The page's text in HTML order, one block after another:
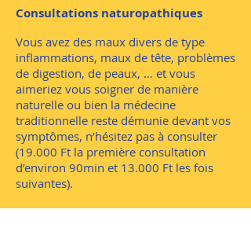
Consultations naturopathiques
Vous avez des maux divers de type
inflammations, maux de tête, problèmes
de digestion, de peaux, … et vous
aimeriez vous soigner de manière
naturelle ou bien la médecine
traditionnelle reste démunie devant vos
symptômes, n’hésitez pas à consulter
(19.000 Ft la première consultation
d’environ 90min et 13.000 Ft les fois
suivantes).